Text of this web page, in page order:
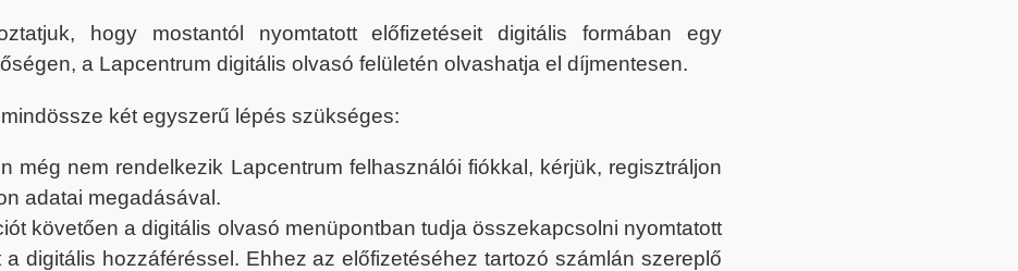
hogy mostantól nyomtatott előfizetéseit digitális formában egy
a Lapcentrum digitális olvasó felületén olvashatja el díjmentesen.
két egyszerű lépés szükséges:
még nem rendelkezik Lapcentrum felhasználói fiókkal, kérjük, regisztráljon
adatai megadásával.
követően a digitális olvasó menüpontban tudja összekapcsolni nyomtatott
a digitális hozzáféréssel. Ehhez az előfizetéséhez tartozó számlán szereplő